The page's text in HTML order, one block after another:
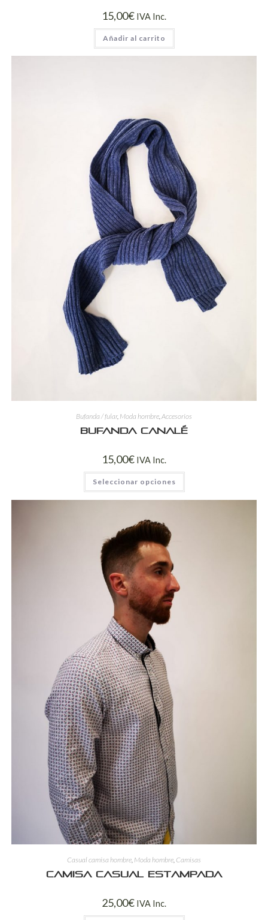
15,00€ IVA Inc.
Añadir al carrito
Bufanda / fular, Moda hombre,Accesorios
Bufanda canalé
15,00€ IVA Inc.
Seleccionar opciones
Casual camisa hombre, Moda hombre, Camisas
Camisa casual estampada
25,00€ IVA Inc.